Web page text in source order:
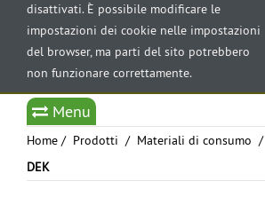
Menu
Home / Prodotti / Materiali di consumo /
DEK
disattivati. È possibile modificare le
impostazioni dei cookie nelle impostazioni
del browser, ma parti del sito potrebbero
non funzionare correttamente.